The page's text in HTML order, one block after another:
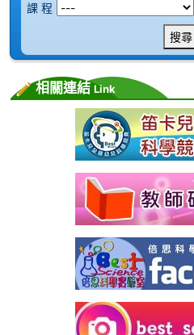
課 程
搜尋
相關連結Link